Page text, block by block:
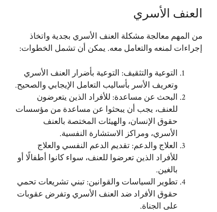
العنف الأسري
من المهم معالجة مشكلة العنف الأسري بجدية واتخاذ
إجراءات لمنعه والتعامل معه. يمكن أن تشمل الخطوات:
التوعية والتثقيف: التوعية بأضرار العنف الأسري
وتعريف الأسر بأساليب التعامل الإيجابي والصحيح.
البحث عن مساعدة: للأفراد الذين يتعرضون
للعنف، يجب أن يبحثوا عن مساعدة من مؤسسات
حقوق الإنسان، والهيئات المختصة بالعنف
الأسري، ومراكز الاستشارة النفسية.
العلاج والدعم: تقديم الدعم النفسي والعلاج
للأفراد الذين تعرضوا للعنف، سواء كانوا أطفالًا أو
بالغين.
تطوير السياسات والقوانين: تبني تشريعات تحمي
حقوق الأفراد ضد العنف الأسري وتفرض عقوبات
على الجناة.